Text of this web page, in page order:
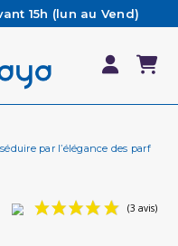
15h (lun au Vend)
le jour même
notre FAQ
65€ d'achat*
par l’élégance des parfums